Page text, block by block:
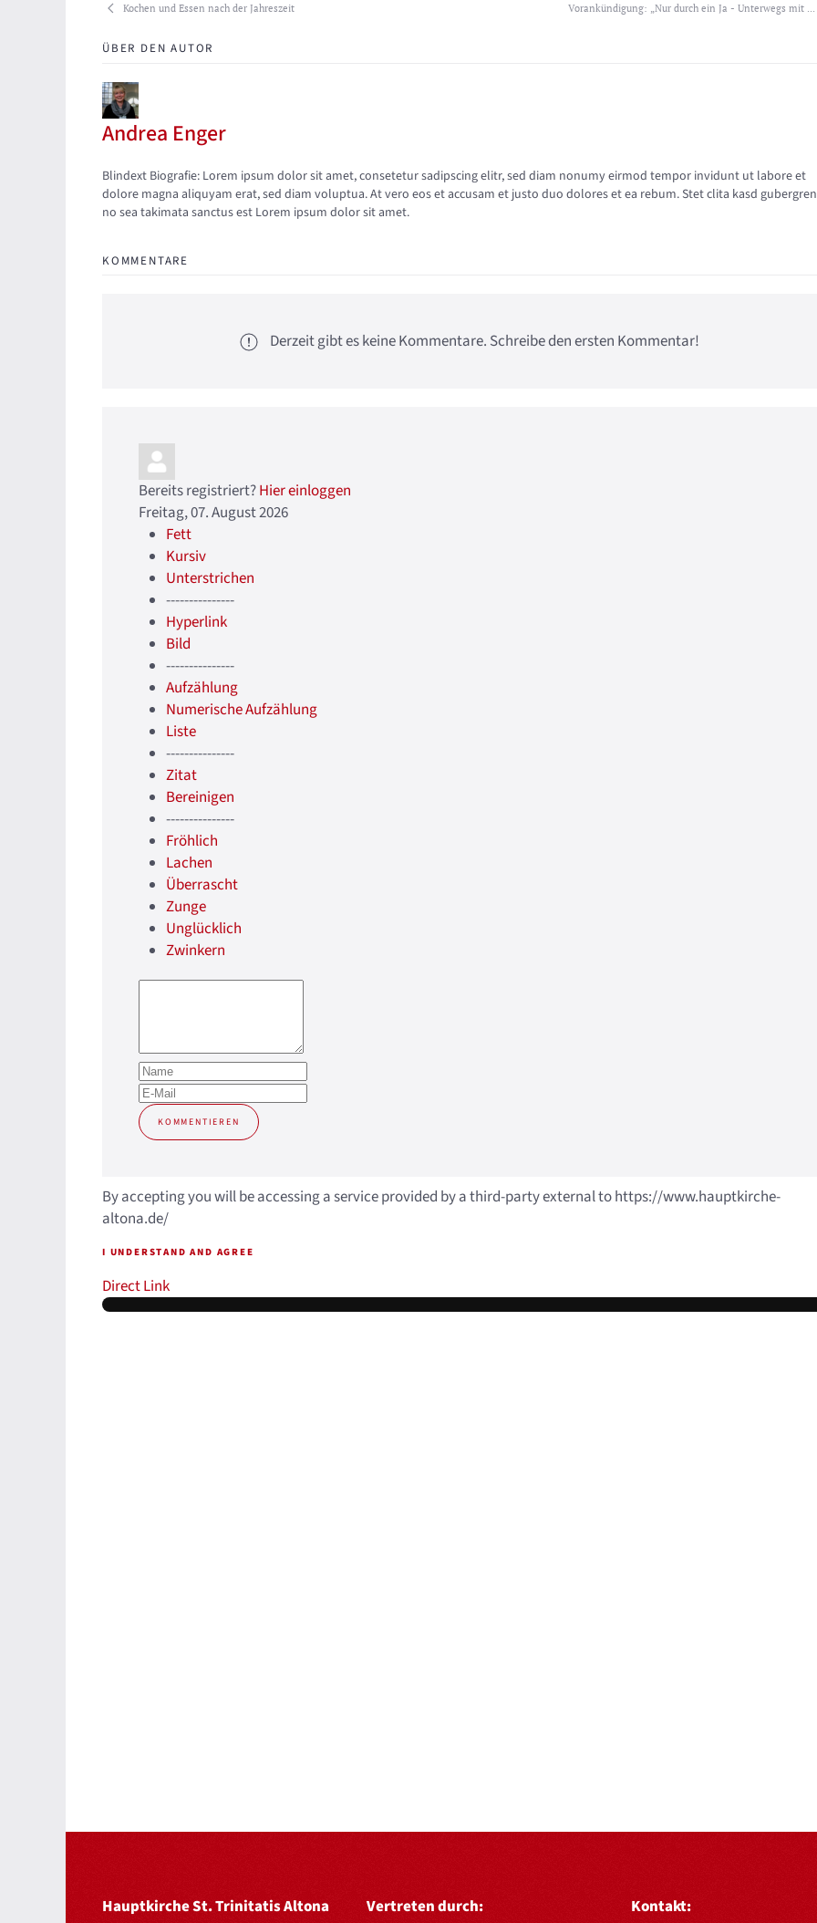
Kochen und Essen nach der Jahreszeit Vorankündigung: „Nur durch ein Ja - Unterwegs mit ...
ÜBER DEN AUTOR
Andrea Enger
Updates abonnieren
Abo von Updates dieses Autors beenden
Blindext Biografie: Lorem ipsum dolor sit amet, consetetur sadipscing elitr, sed diam nonumy eirmod tempor invidunt ut labore et
dolore magna aliquyam erat, sed diam voluptua. At vero eos et accusam et justo duo dolores et ea rebum. Stet clita kasd
no sea takimata sanctus est Lorem ipsum dolor sit amet.
KOMMENTARE
Derzeit gibt es keine Kommentare. Schreibe den ersten Kommentar!
Bereits registriert?Hier einloggen
Freitag, 07. August 2026
Fett
Kursiv
Unterstrichen
---------------
Hyperlink
Bild
---------------
Aufzählung
Numerische Aufzählung
Liste
---------------
Zitat
Bereinigen
---------------
Fröhlich
Lachen
Überrascht
Zunge
Unglücklich
Zwinkern
KOMMENTIEREN
By accepting you will be accessing a service provided by a third-party external to https://www.hauptkirche-
altona.de/
I UNDERSTAND AND AGREE
Direct Link
Hauptkirche St. Trinitatis Altona Vertreten durch: Kontakt: